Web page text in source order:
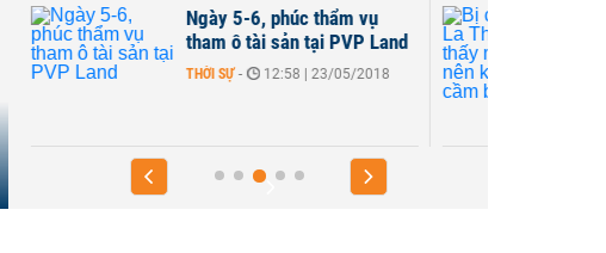
Ngày 5-6, phúc thẩm vụ
tham ô tài sản tại PVP Land
THỜI SỰ - 12:58 | 23/05/2018